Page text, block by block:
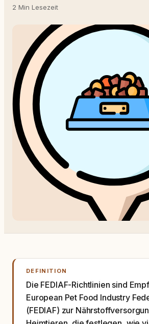
2 Min Lesezeit
DEFINITION
Die FEDIAF-Richtlinien sind
European Pet Food Industry
(FEDIAF) zur